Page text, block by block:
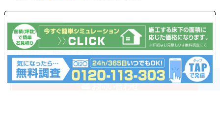
0120-113-303
受付時間：365日24時間いつでもOKです！
お気軽にご相談ください。
お問い合わせ
▲